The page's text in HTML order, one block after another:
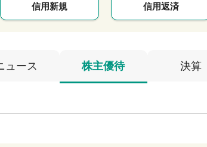
信用新規 信用返済
ュース 株主優待 決算